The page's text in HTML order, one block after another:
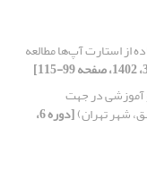
از استارت آپ‌ها مطالعه
آموزشی در جهت
شهر تهران) [دوره 6،